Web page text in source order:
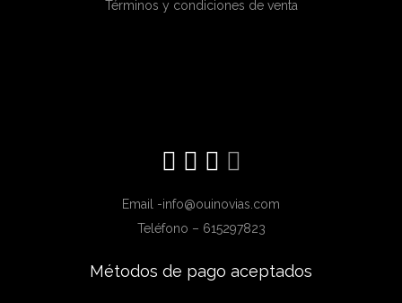
Términos y condiciones de venta
Email -info@ouinovias.com
Teléfono – 615297823
Métodos de pago aceptados